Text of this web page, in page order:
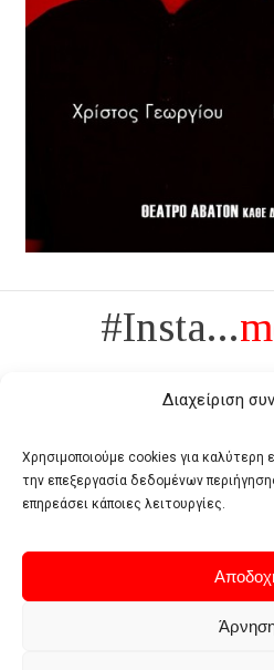
Διαχείριση
Χρησιμοποιούμε cookies για καλύτερη
την επεξεργασία δεδομένων
επηρεάσει κάποιες λειτουργίες.
#Insta...
Πολυτέλεια δεν είναι το αντίθετο της